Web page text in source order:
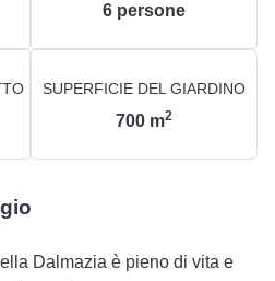
6 persone
SUPERFICIE DEL GIARDINO
700 m2
Dalmazia è pieno di vita e